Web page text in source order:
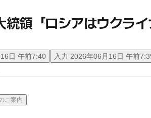
統領「ロシアはウクライ
日 午前7:40 入力 2026年06月16日 午前
ご案内